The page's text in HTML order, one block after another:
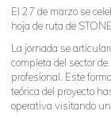
El 27 de marzo se
hoja de ruta de
La jornada se
completa del sector
profesional. Este
teórica del proyecto
operativa visitando